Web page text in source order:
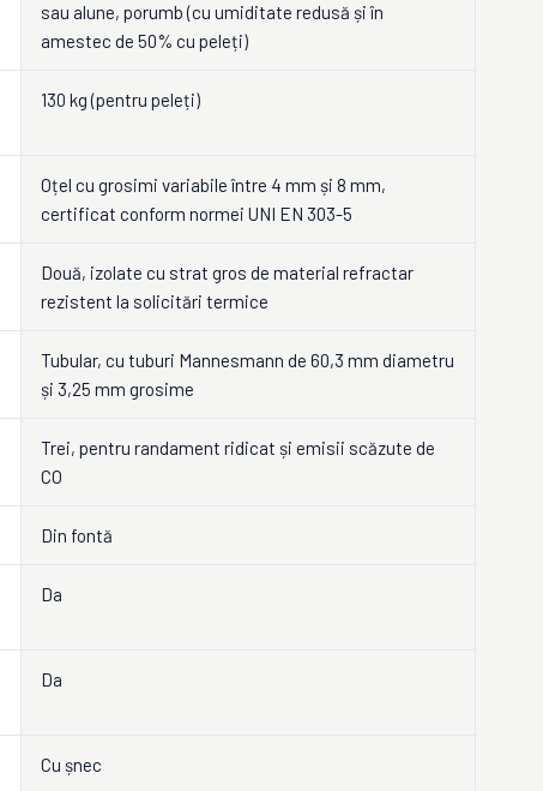
sau alune, porumb (cu umiditate redusă și în
amestec de 50% cu peleți)
130 kg (pentru peleți)
Oțel cu grosimi variabile între 4 mm și 8 mm,
certificat conform normei UNI EN 303-5
Două, izolate cu strat gros de material refractar
rezistent la solicitări termice
Tubular, cu tuburi Mannesmann de 60,3 mm diametru
și 3,25 mm grosime
Trei, pentru randament ridicat și emisii scăzute de
CO
Din fontă
Da
Da
Cu șnec